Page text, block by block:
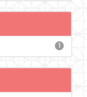
1